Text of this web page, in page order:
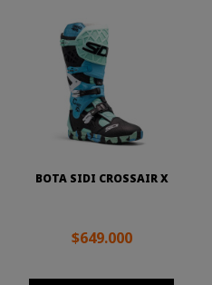
BOTA SIDI CROSSAIR X
$649.000